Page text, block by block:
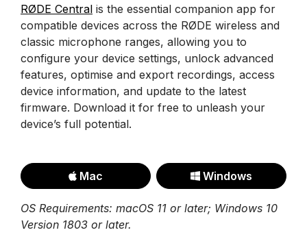
RØDE Central is the essential companion app for
compatible devices across the RØDE wireless and
classic microphone ranges, allowing you to
configure your device settings, unlock advanced
features, optimise and export recordings, access
device information, and update to the latest
firmware. Download it for free to unleash your
device’s full potential.
Mac Windows
OS Requirements: macOS 11 or later; Windows 10
Version 1803 or later.